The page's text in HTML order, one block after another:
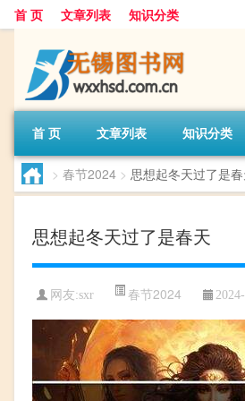
首 页 文章列表 知识分类
首 页 文章列表 知识分类
> 春节2024 > 思想起冬天过了是
思想起冬天过了是春天
网友:sxr 春节2024